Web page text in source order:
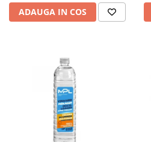
ADAUGA IN COS